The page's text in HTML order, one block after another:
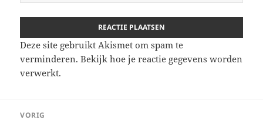
Deze site gebruikt Akismet om spam te
verminderen.Bekijk hoe je reactie gegevens worden
verwerkt.
VORIG